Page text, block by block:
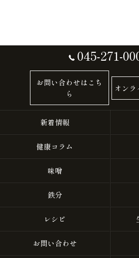
045-271-
お問い合わせはこち
ら
オン
新着情報
健康コラム
味噌
鉄分
レシピ
お問い合わせ